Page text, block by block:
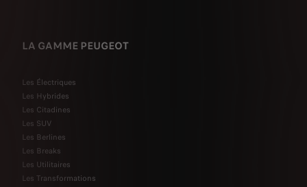
LA GAMME PEUGEOT
Les Électriques
Les Hybrides
Les Citadines
Les SUV
Les Berlines
Les Breaks
Les Utilitaires
Les Transformations